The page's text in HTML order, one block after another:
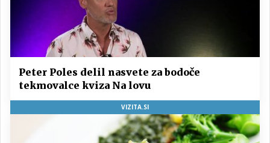
Peter Poles delil nasvete za bodoče
tekmovalce kviza Na lovu
VIZITA.SI